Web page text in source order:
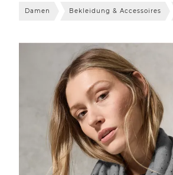
Damen Bekleidung & Accessoires